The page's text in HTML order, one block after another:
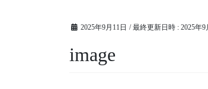
2025年9月11日 / 最終更新日時 : 2025年9
image